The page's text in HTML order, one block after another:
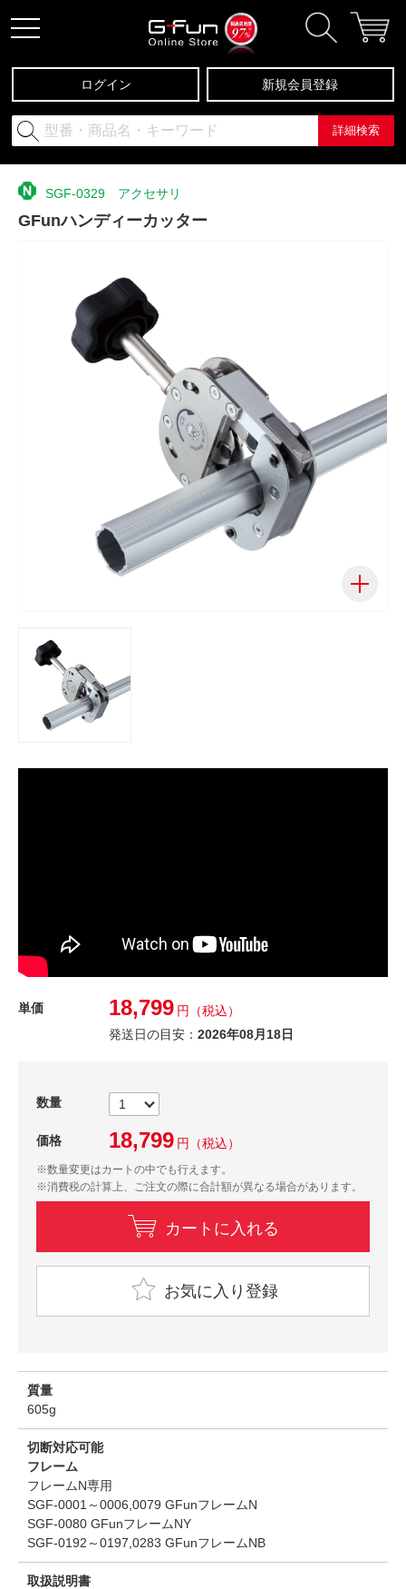
ログイン 新規会員登録
詳細検索
SGF-0329 アクセサリ
GFunハンディーカッター
単価 18,799 円
（税込）
発送日の目安： 2026年08月18日
数量
価格 18,799 円 （税込）
※数量変更はカートの中でも行えます。
※消費税の計算上、ご注文の際に合計額が異なる場合があります。
カートに入れる
お気に入り登録
質量
605g
切断対応可能
フレーム
フレームN専用
SGF-0001～0006,0079 GFunフレームN
SGF-0080 GFunフレームNY
SGF-0192～0197,0283 GFunフレームNB
取扱説明書